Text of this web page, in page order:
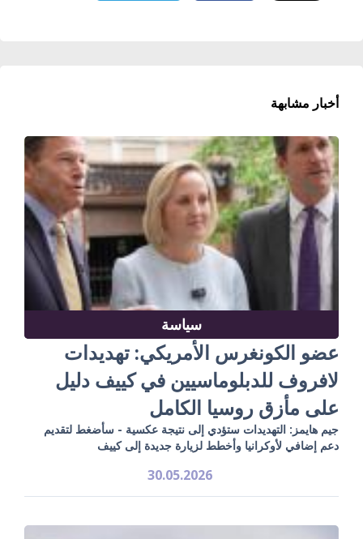
أخبار مشابهة
سياسة
عضو الكونغرس الأمريكي: تهديدات
لافروف للدبلوماسيين في كييف دليل
على مأزق روسيا الكامل
جيم هايمز: التهديدات ستؤدي إلى نتيجة عكسية - سأضغط لتقديم
دعم إضافي لأوكرانيا وأخطط لزيارة جديدة إلى كييف
30.05.2026